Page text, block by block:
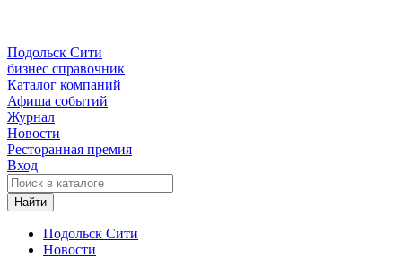
Подольск Сити
бизнес справочник
Каталог компаний
Афиша событий
Журнал
Новости
Ресторанная премия
Вход
Найти
Подольск Сити
Новости